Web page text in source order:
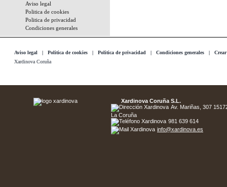
Aviso legal
Politica de cookies
Politica de privacidad
Condiciones generales
Aviso legal | Politica de cookies | Politica de privacidad | Condiciones generales |
Xardinova Coruña
Xardinova Coruña S.L.
Av. Mariñas, 307
La Coruña
981 639 614
info@xardinova.es